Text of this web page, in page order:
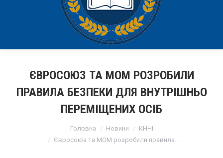
ЄВРОСОЮЗ ТА МОМ РОЗРОБИЛИ
ПРАВИЛА БЕЗПЕКИ ДЛЯ ВНУТРІШНЬО
ПЕРЕМІЩЕНИХ ОСІБ
Головна Новини
КННІ
Євросоюз та МОМ розробили правила…